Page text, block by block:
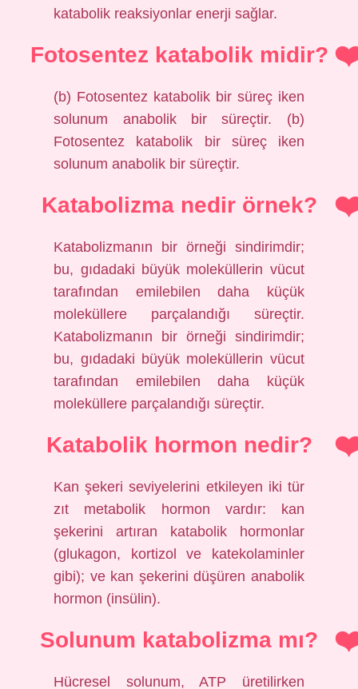
katabolik reaksiyonlar enerji sağlar.
Fotosentez katabolik midir?
(b) Fotosentez katabolik bir süreç iken
solunum anabolik bir süreçtir. (b)
Fotosentez katabolik bir süreç iken
solunum anabolik bir süreçtir.
Katabolizma nedir örnek?
Katabolizmanın bir örneği sindirimdir;
bu, gıdadaki büyük moleküllerin vücut
tarafından emilebilen daha küçük
moleküllere parçalandığı süreçtir.
Katabolizmanın bir örneği sindirimdir;
bu, gıdadaki büyük moleküllerin vücut
tarafından emilebilen daha küçük
moleküllere parçalandığı süreçtir.
Katabolik hormon nedir?
Kan şekeri seviyelerini etkileyen iki tür
zıt metabolik hormon vardır: kan
şekerini artıran katabolik hormonlar
(glukagon, kortizol ve katekolaminler
gibi); ve kan şekerini düşüren anabolik
hormon (insülin).
Solunum katabolizma mı?
Hücresel solunum, ATP üretilirken